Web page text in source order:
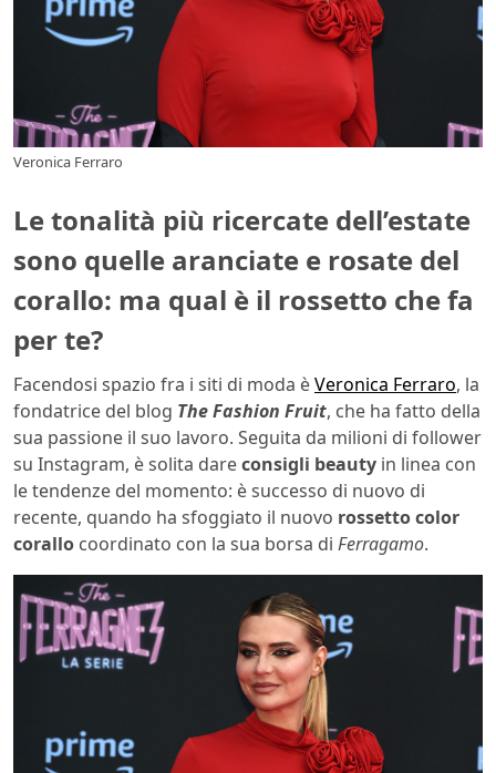
Veronica Ferraro
Le tonalità più ricercate dell’estate
sono quelle aranciate e rosate del
corallo: ma qual è il rossetto che fa
per te?
Facendosi spazio fra i siti di moda èVeronica Ferraro, la
fondatrice del blog The Fashion Fruit, che ha fatto della
sua passione il suo lavoro. Seguita da milioni di follower
su Instagram, è solita dareconsigli beauty in linea con
le tendenze del momento: è successo di nuovo di
recente, quando ha sfoggiato il nuovo rossetto color
corallo coordinato con la sua borsa di Ferragamo.